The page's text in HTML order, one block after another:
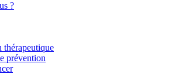
?
thérapeutique
prévention